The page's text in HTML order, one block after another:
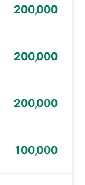
200,000
200,000
200,000
100,000